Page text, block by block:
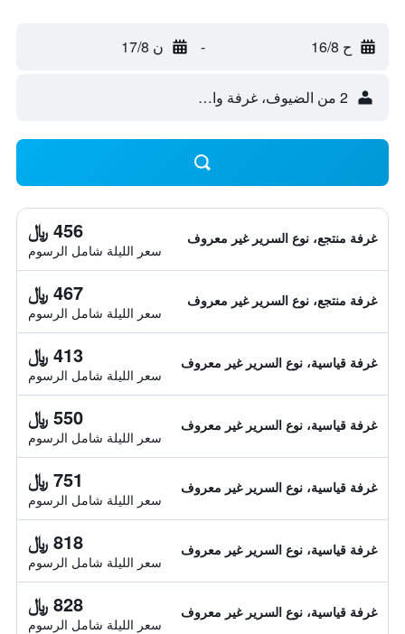
ح 16/8 - ن 17/8
2 من الضيوف، غرفة واحدة
غرفة منتجع، نوع السرير غير معروف 456 ﷼
سعر الليلة شامل الرسوم
غرفة منتجع، نوع السرير غير معروف 467 ﷼
سعر الليلة شامل الرسوم
غرفة قياسية، نوع السرير غير معروف 413 ﷼
سعر الليلة شامل الرسوم
غرفة قياسية، نوع السرير غير معروف 550 ﷼
سعر الليلة شامل الرسوم
غرفة قياسية، نوع السرير غير معروف 751 ﷼
سعر الليلة شامل الرسوم
غرفة قياسية، نوع السرير غير معروف 818 ﷼
سعر الليلة شامل الرسوم
غرفة قياسية، نوع السرير غير معروف 828 ﷼
سعر الليلة شامل الرسوم